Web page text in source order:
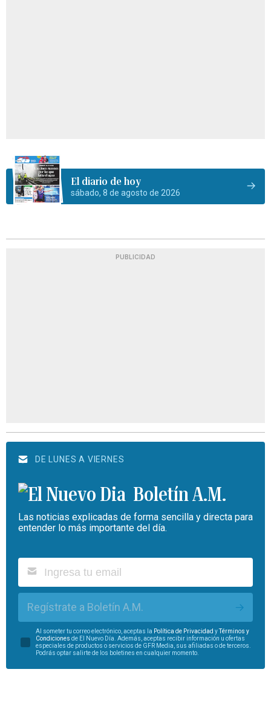
El diario de hoy
sábado, 8 de agosto de 2026
PUBLICIDAD
DE LUNES A VIERNES
Boletín A.M.
Las noticias explicadas de forma sencilla y directa para
entender lo más importante del día.
Regístrate a Boletín A.M.
Al someter tu correo electrónico, aceptas la Política de Privacidad yTérminos y
Condiciones de El Nuevo Día. Además, aceptas recibir información u ofertas
especiales de productos o servicios de GFR Media, sus afiliadas o de terceros.
Podrás optar salirte de los boletines en cualquier momento.